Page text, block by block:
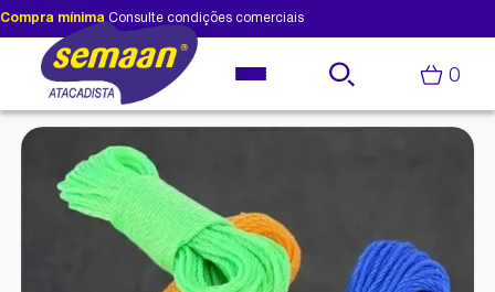
Compra mínima Consulte condições comerciais
0